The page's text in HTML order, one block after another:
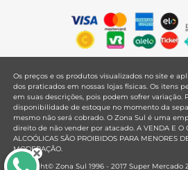
Os preços e os produtos visualizados no site e
dos praticados em nossas lojas físicas. Os itens
em suas descrições, pois podem sofrer variação.
disponibilidade de estoque no momento da
mesmo não será cobrado. O Zona Sul é uma
direito de não vender por atacado. A VENDA E O
ALCOÓLICAS SÃO PROIBIDOS PARA MENORES
MODERAÇÃO.
Copyright© Zona Sul 1996 - 2017 Super Mercado